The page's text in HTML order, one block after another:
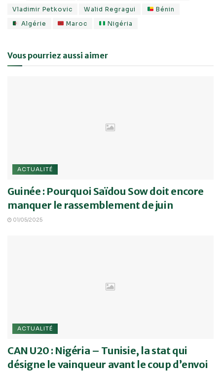
Vladimir Petkovic
Walid Regragui
Bénin
Algérie
Maroc Nigéria
Vous pourriez aussi aimer
ACTUALITÉ
Guinée : Pourquoi Saïdou Sow doit encore
manquer le rassemblement de juin
01/05/2025
ACTUALITÉ
CAN U20 : Nigéria – Tunisie, la stat qui
désigne le vainqueur avant le coup d’envoi